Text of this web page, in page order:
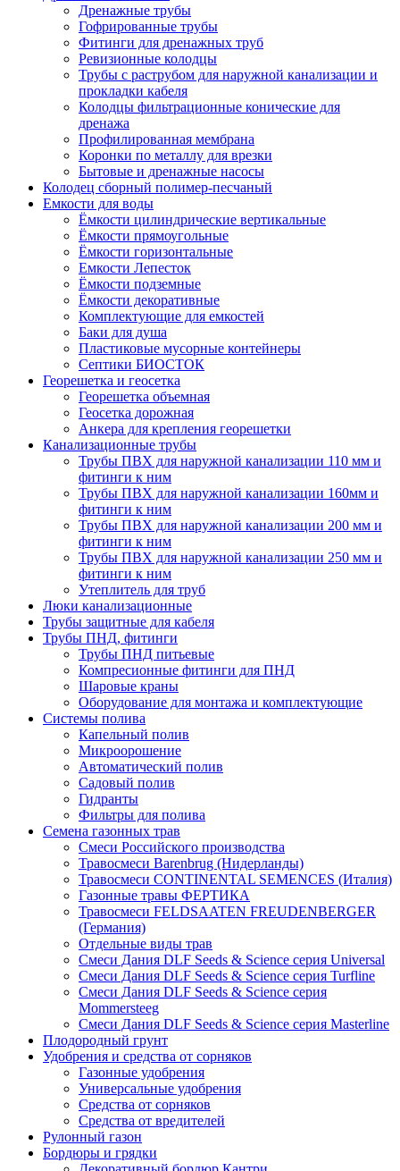
Дренажные трубы
Гофрированные трубы
Фитинги для дренажных труб
Ревизионные колодцы
Трубы с раструбом для наружной канализации и
прокладки кабеля
Колодцы фильтрационные конические для
дренажа
Профилированная мембрана
Коронки по металлу для врезки
Бытовые и дренажные насосы
Колодец сборный полимер-песчаный
Емкости для воды
Ёмкости цилиндрические вертикальные
Ёмкости прямоугольные
Ёмкости горизонтальные
Емкости Лепесток
Ёмкости подземные
Ёмкости декоративные
Комплектующие для емкостей
Баки для душа
Пластиковые мусорные контейнеры
Септики БИОСТОК
Георешетка и геосетка
Георешетка объемная
Геосетка дорожная
Анкера для крепления георешетки
Канализационные трубы
Трубы ПВХ для наружной канализации 110 мм и
фитинги к ним
Трубы ПВХ для наружной канализации 160мм и
фитинги к ним
Трубы ПВХ для наружной канализации 200 мм и
фитинги к ним
Трубы ПВХ для наружной канализации 250 мм и
фитинги к ним
Утеплитель для труб
Люки канализационные
Трубы защитные для кабеля
Трубы ПНД, фитинги
Трубы ПНД питьевые
Компресионные фитинги для ПНД
Шаровые краны
Оборудование для монтажа и комплектующие
Системы полива
Капельный полив
Микроорошение
Автоматический полив
Садовый полив
Гидранты
Фильтры для полива
Семена газонных трав
Смеси Российского производства
Травосмеси Barenbrug (Нидерланды)
Травосмеси CONTINENTAL SEMENCES (Италия)
Газонные травы ФЕРТИКА
Травосмеси FELDSAATEN FREUDENBERGER
(Германия)
Отдельные виды трав
Смеси Дания DLF Seeds & Sciеnce серия Universal
Смеси Дания DLF Seeds & Sciеnce серия Turfline
Смеси Дания DLF Seeds & Sciеnce серия
Mommersteeg
Смеси Дания DLF Seeds & Sciеnce серия Masterline
Плодородный грунт
Удобрения и средства от сорняков
Газонные удобрения
Универсальные удобрения
Средства от сорняков
Средства от вредителей
Рулонный газон
Бордюры и грядки